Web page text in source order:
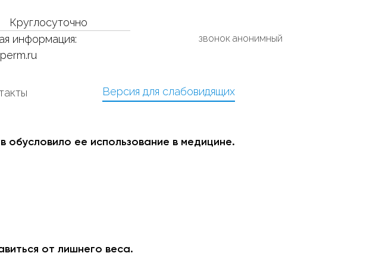
Круглосуточно
информация:
звонок анонимный
Версия для слабовидящих
ее использование в медицине.
от лишнего веса.